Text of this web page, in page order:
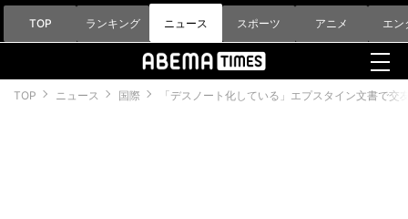
TOP ランキング ニュース スポーツ アニメ エン
TOP ニュース 国際 「デスノート化している」エプスタイン文書で